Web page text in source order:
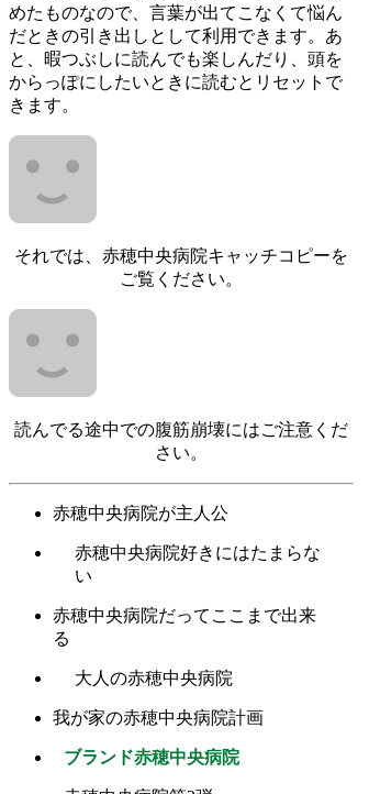
めたものなので、言葉が出てこなくて悩ん
だときの引き出しとして利用できます。あ
と、暇つぶしに読んでも楽しんだり、頭を
からっぽにしたいときに読むとリセットで
きます。
それでは、赤穂中央病院キャッチコピーを
ご覧ください。
読んでる途中での腹筋崩壊にはご注意くだ
さい。
赤穂中央病院が主人公
赤穂中央病院好きにはたまらな
い
赤穂中央病院だってここまで出来
る
大人の赤穂中央病院
我が家の赤穂中央病院計画
ブランド赤穂中央病院